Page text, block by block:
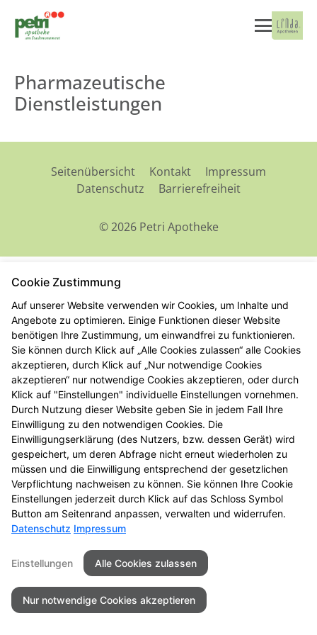
Pharmazeutische
Dienstleistungen
Seitenübersicht Kontakt
Impressum
Datenschutz
Barrierefreiheit
© 2026 Petri Apotheke
Cookie Zustimmung
Auf unserer Website verwenden wir Cookies, um Inhalte und
Angebote zu optimieren. Einige Funktionen dieser Website
benötigen Ihre Zustimmung, um einwandfrei zu funktionieren.
Sie können durch Klick auf „Alle Cookies zulassen“ alle Cookies
akzeptieren, durch Klick auf „Nur notwendige Cookies
akzeptieren“ nur notwendige Cookies akzeptieren, oder durch
Klick auf "Einstellungen" individuelle Einstellungen vornehmen.
Durch Nutzung dieser Website geben Sie in jedem Fall Ihre
Einwilligung zu den notwendigen Cookies. Die
Einwilligungserklärung (des Nutzers, bzw. dessen Gerät) wird
gespeichert, um deren Abfrage nicht erneut wiederholen zu
müssen und die Einwilligung entsprechend der gesetzlichen
Verpflichtung nachweisen zu können. Sie können Ihre Cookie
Einstellungen jederzeit durch Klick auf das Schloss Symbol
Button am Seitenrand anpassen, verwalten und widerrufen.
Datenschutz Impressum
Einstellungen Alle Cookies zulassen
Nur notwendige Cookies akzeptieren